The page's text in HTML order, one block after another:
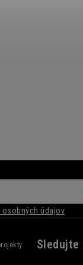
údajov